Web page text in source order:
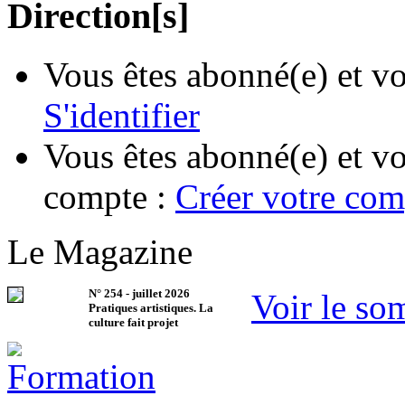
Direction[s]
Vous êtes abonné(e) et
S'identifier
Vous êtes abonné(e) et
compte : Créer votre
Le Magazine
N° 254 - juillet 2026
Pratiques artistiques. La
culture fait projet
Voir le